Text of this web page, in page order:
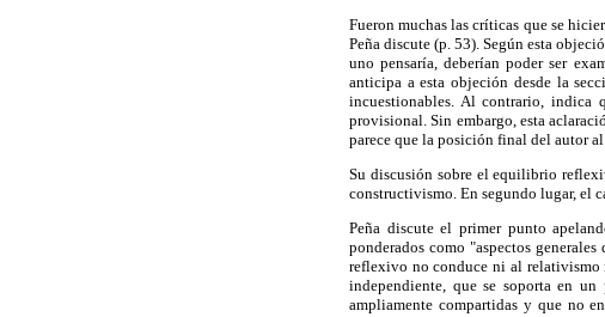
Fueron muchas las críticas que se
Peña discute (p. 53). Según esta
uno pensaría, deberían poder ser
anticipa a esta objeción desde la
incuestionables. Al contrario, indica
provisional. Sin embargo, esta
parece que la posición final del autor
Su discusión sobre el equilibrio
constructivismo. En segundo lugar,
Peña discute el primer punto
ponderados como "aspectos
reflexivo no conduce ni al relativismo
independiente, que se soporta en
ampliamente compartidas y que no